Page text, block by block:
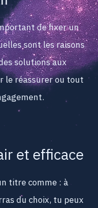
de fixer un
sont les raisons
solutions aux
le réassurer ou tout
et efficace
titre comme : à
du choix, tu peux